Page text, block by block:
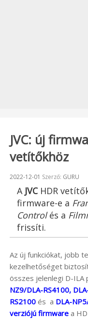
JVC: új
vetítőkhöz
Beküldve:
2022-12-01 Szerző: GURU
A JVC HDR
firmware-e a
Controlés a
frissíti.
Az új funkciókat, jobb
kezelhetőséget
összes jelenlegi D-
NZ9/DLA-RS4100,
RS2100 és a DLA-
verziójú firmware a